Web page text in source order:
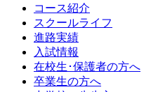
コース紹介
スクールライフ
進路実績
入試情報
在校生･保護者の方へ
卒業生の方へ